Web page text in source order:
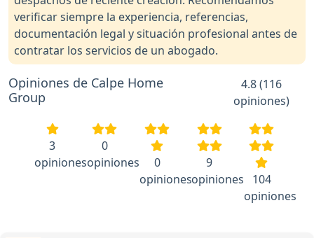
verificar siempre la experiencia, referencias,
documentación legal y situación profesional antes de
contratar los servicios de un abogado.
Opiniones de Calpe Home
Group
4.8 (116
opiniones)
3
opiniones
0
opiniones
0
opiniones
9
opiniones
104
opiniones